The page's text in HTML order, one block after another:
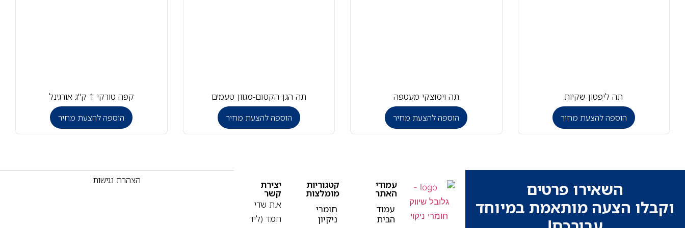
תה ליפטון שקיות
הוספה להצעת מחיר
תה ויסוצקי מעטפה
הוספה להצעת מחיר
תה הגן הקסום-מגוון טעמים
הוספה להצעת מחיר
קפה טורקי 1 ק"ג אורגינל
הוספה להצעת מחיר
השאירו פרטים
וקבלו הצעה מותאמת במיוחד
עמודי
האתר
עמוד
הבית
קטגוריות
מומלצות
חומרי
ניקיון
יצירת
קשר
א.ת שדי
חמד (ליד
הצהרת נגישות